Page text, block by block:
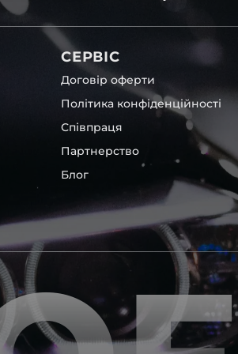
та
СЕРВІС
Договір оферти
Політика конфіденційності
Співпраця
Партнерство
Блог